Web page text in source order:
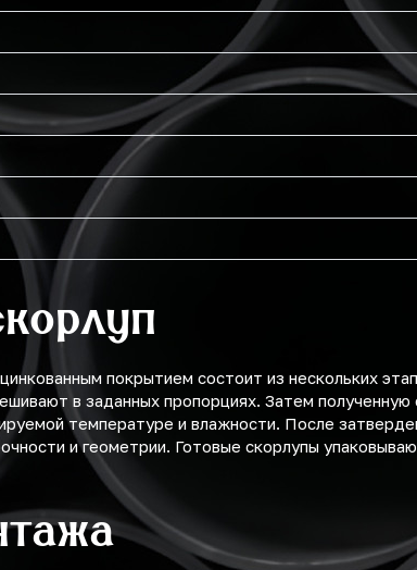
покрытием состоит из нескольких
в заданных пропорциях. Затем
температуре и влажности. После
и геометрии. Готовые скорлупы